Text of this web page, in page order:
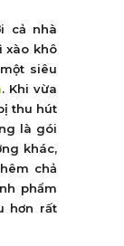
cả nhà
xào khô
siêu
. Khi vừa
thu hút
là gói
khác,
chả
phẩm
hơn rất